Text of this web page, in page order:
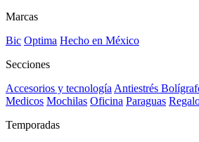
Marcas
Bic Optima Hecho en México
Secciones
Accesorios y tecnología Antiestrés
Medicos Mochilas Oficina Paraguas
Temporadas